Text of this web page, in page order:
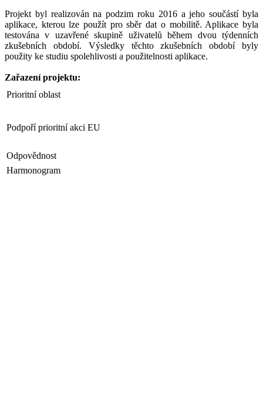
Projekt byl realizován na podzim roku 2016 a jeho součástí byla
aplikace, kterou lze použít pro sběr dat o mobilitě. Aplikace byla
testována v uzavřené skupině uživatelů během dvou týdenních
zkušebních období. Výsledky těchto zkušebních období byly
použity ke studiu spolehlivosti a použitelnosti aplikace.
Zařazení projektu:
Prioritní oblast
Podpoří prioritní akci EU
Odpovědnost
Harmonogram